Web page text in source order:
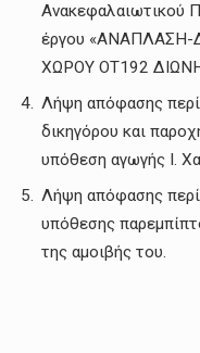
Ανακεφαλαιωτικού
έργου
ΧΩΡΟΥ ΟΤ192
Λήψη απόφασης περί
δικηγόρου και
υπόθεση αγωγής Ι.
Λήψη απόφασης
υπόθεσης
της αμοιβής του.